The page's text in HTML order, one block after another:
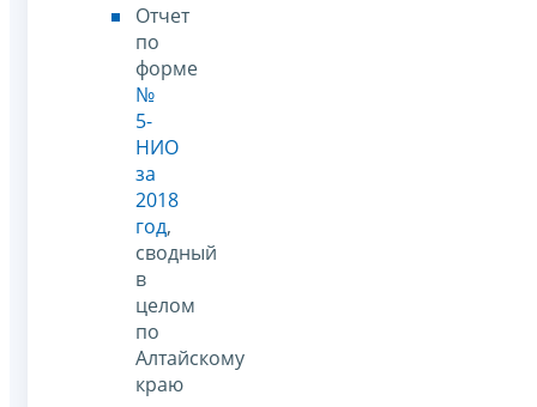
Отчет
по
форме
№
5-
НИО
за
2018
год,
сводный
в
целом
по
Алтайскому
краю